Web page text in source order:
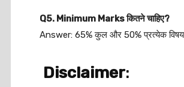
Q5. Minimum Marks कितने चाहिए?
Answer: 65% कुल और 50% प्रत्येक विषय
Disclaimer: